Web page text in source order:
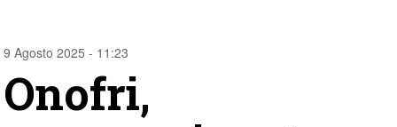
9 Agosto 2025 - 11:23
Onofri,